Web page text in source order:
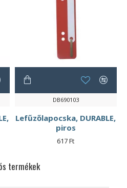
DB690103
Lefűzőlapocska, DURABLE,
piros
617 Ft
termékek